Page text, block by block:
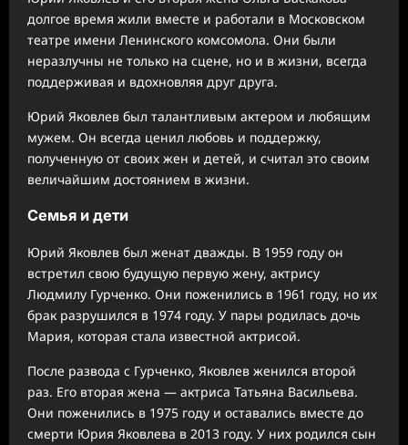
долгое время жили вместе и работали в Московском
театре имени Ленинского комсомола. Они были
неразлучны не только на сцене, но и в жизни, всегда
поддерживая и вдохновляя друг друга.
Юрий Яковлев был талантливым актером и любящим
мужем. Он всегда ценил любовь и поддержку,
полученную от своих жен и детей, и считал это своим
величайшим достоянием в жизни.
Семья и дети
Юрий Яковлев был женат дважды. В 1959 году он
встретил свою будущую первую жену, актрису
Людмилу Гурченко. Они поженились в 1961 году, но их
брак разрушился в 1974 году. У пары родилась дочь
Мария, которая стала известной актрисой.
После развода с Гурченко, Яковлев женился второй
раз. Его вторая жена — актриса Татьяна Васильева.
Они поженились в 1975 году и оставались вместе до
смерти Юрия Яковлева в 2013 году. У них родился сын